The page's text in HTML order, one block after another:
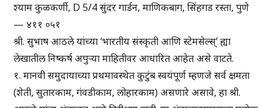
श्याम कुळकर्णी, D 5/4 सुंदर गार्डन, माणिकबाग, सिंहगड रस्ता, पुणे
— ४११ ०५१
श्री. सुभाष आठले यांच्या ‘भारतीय संस्कृती आणि स्टेमसेल्स्’ ह्या
लेखातील निष्कर्ष अपुऱ्या माहितीवर आधारित आहेत असे वाटते.
१. मानवी समुदायाच्या प्रथमावस्थेत कुटुंब स्वयंपूर्ण म्हणजे सर्व क्षमता
(शेती, सुतारकाम, गंवडीकाम, लोहारकाम) असणारे असावे, हा श्री.